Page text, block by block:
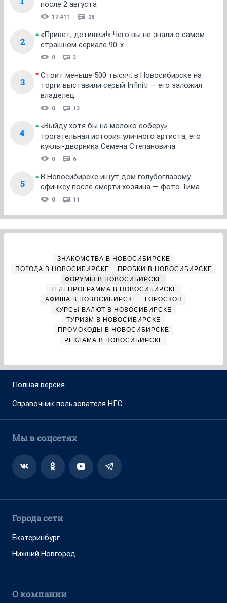
после 2 августа
17 411 28
2
«Привет, детишки!» Чего вы не знали о самом
страшном сериале 90-х
0 3
3
Стоит меньше 500 тысяч: в Новосибирске на
торги выставили серый Infiniti — его заложил
владелец
0 13
4
«Выйду хотя бы на молоко соберу»:
трогательная история уличного артиста, его
куклы-дворника Семена Степановича
0 6
5
В Новосибирске ищут дом голубоглазому
сфинксу после смерти хозяина — фото Тима
0 11
ЗНАКОМСТВА В НОВОСИБИРСКЕ
ПОГОДА В НОВОСИБИРСКЕ
ПРОБКИ В НОВОСИБИРСКЕ
ФОРУМЫ В НОВОСИБИРСКЕ
ТЕЛЕПРОГРАММА В НОВОСИБИРСКЕ
АФИША В НОВОСИБИРСКЕ
ГОРОСКОП
КУРСЫ ВАЛЮТ В НОВОСИБИРСКЕ
ТУРИЗМ В НОВОСИБИРСКЕ
ПРОМОКОДЫ В НОВОСИБИРСКЕ
РЕКЛАМА В НОВОСИБИРСКЕ
Полная версия
Справочник пользователя НГС
Мы в соцсетях
Города сети
Екатеринбург
Нижний Новгород
О компании